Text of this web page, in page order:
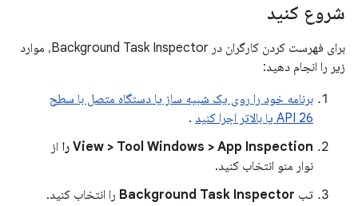
شروع کنید
برای فهرست کردن کارگران در Background Task Inspector، موارد
زیر را انجام دهید:
برنامه خود را روی یک شبیه ساز یا دستگاه متصل با سطح
API 26 یا بالاتر اجرا کنید
.
View > Tool Windows > App Inspection را
از
نوار منو انتخاب کنید.
تب Background Task Inspector را انتخاب کنید.